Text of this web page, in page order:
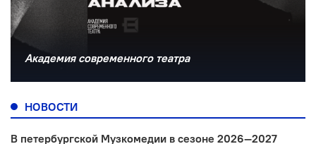
Академия современного театра
НОВОСТИ
В петербургской Музкомедии в сезоне 2026—2027